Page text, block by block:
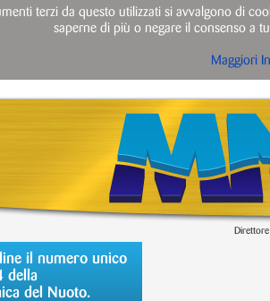
il numero unico
della
del Nuoto.
terzi da questo utilizzati si avvalgono di
saperne di più o negare il consenso a
Maggiori